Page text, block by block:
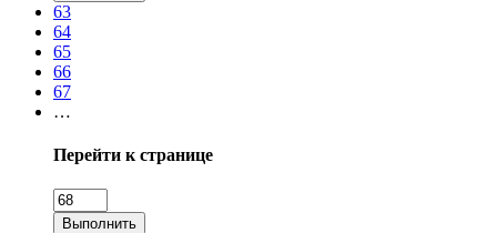
63
64
65
66
67
…
Перейти к странице
Выполнить